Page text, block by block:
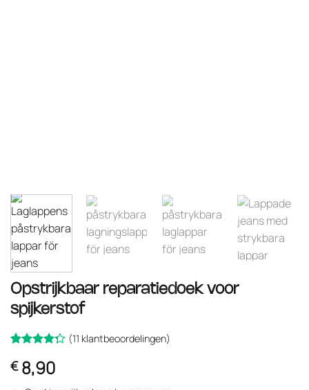
Opstrijkbaar reparatiedoek voor
spijkerstof
4.27 op
(11 klantbeoordelingen)
€8,90